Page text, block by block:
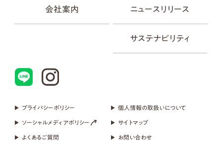
会社案内 ニュースリリース
サステナビリティ
プライバシーポリシー 個人情報の取扱いについて
ソーシャルメディアポリシー サイトマップ
よくあるご質問 お問い合わせ